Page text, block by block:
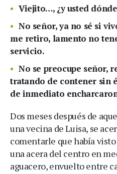
Viejito…, ¿y usted
No señor, ya no sé si
me retiro, lamento no
servicio.
No se preocupe señor,
tratando de contener sin
de inmediato
Dos meses después de
una vecina de Luisa, se
comentarle que había visto
una acera del centro en
aguacero, envuelto entre